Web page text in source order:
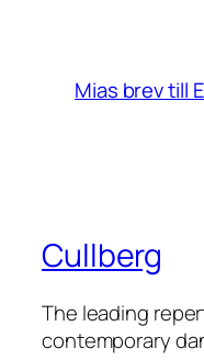
Mias brev till
Cullberg
The leading
contemporary